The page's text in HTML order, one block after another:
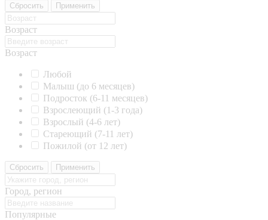
Сбросить Применить
Возраст
Возраст
Любой
Малыш (до 6 месяцев)
Подросток (6-11 месяцев)
Взрослеющий (1-3 года)
Взрослый (4-6 лет)
Стареющий (7-11 лет)
Пожилой (от 12 лет)
Сбросить Применить
Город, регион
Популярные